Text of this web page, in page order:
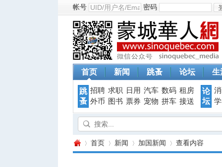
帐号 密码
首页 新闻 跳蚤 论坛 生
跳
蚤
招聘 求职 日用 汽车 数码 租房
外币
图书 票券 宠物 拼车 接送
论
坛
首页 新闻 加国新闻 查看内容